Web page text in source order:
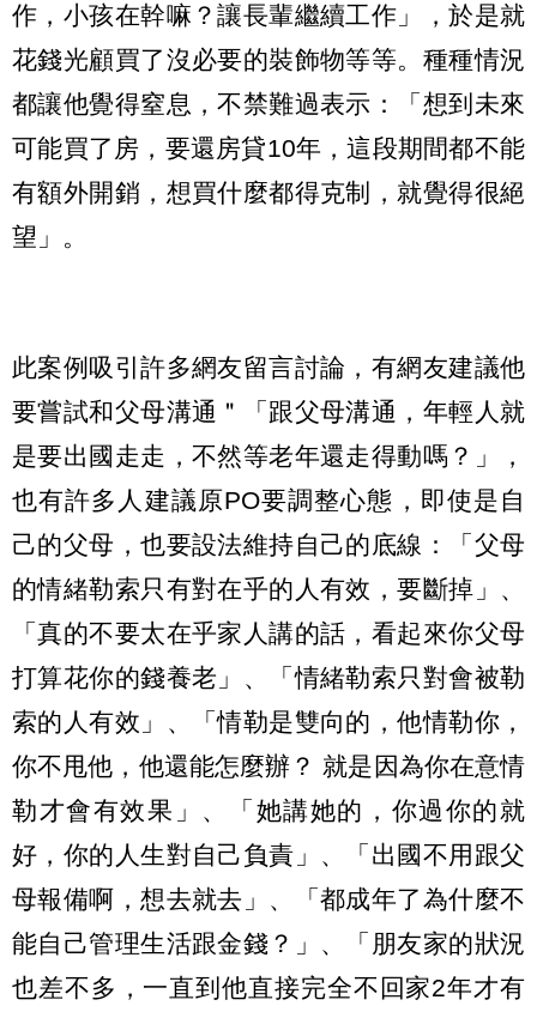
作，小孩在幹嘛？讓長輩繼續工作」，於是就
花錢光顧買了沒必要的裝飾物等等。種種情況
都讓他覺得窒息，不禁難過表示：「想到未來
可能買了房，要還房貸10年，這段期間都不能
有額外開銷，想買什麼都得克制，就覺得很絕
望」。
此案例吸引許多網友留言討論，有網友建議他
要嘗試和父母溝通＂「跟父母溝通，年輕人就
是要出國走走，不然等老年還走得動嗎？」，
也有許多人建議原PO要調整心態，即使是自
己的父母，也要設法維持自己的底線：「父母
的情緒勒索只有對在乎的人有效，要斷掉」、
「真的不要太在乎家人講的話，看起來你父母
打算花你的錢養老」、「情緒勒索只對會被勒
索的人有效」、「情勒是雙向的，他情勒你，
你不甩他，他還能怎麼辦？ 就是因為你在意情
勒才會有效果」、「她講她的，你過你的就
好，你的人生對自己負責」、「出國不用跟父
母報備啊，想去就去」、「都成年了為什麼不
能自己管理生活跟金錢？」、「朋友家的狀況
也差不多，一直到他直接完全不回家2年才有